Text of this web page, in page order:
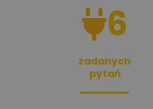
6
zadanych
pytań